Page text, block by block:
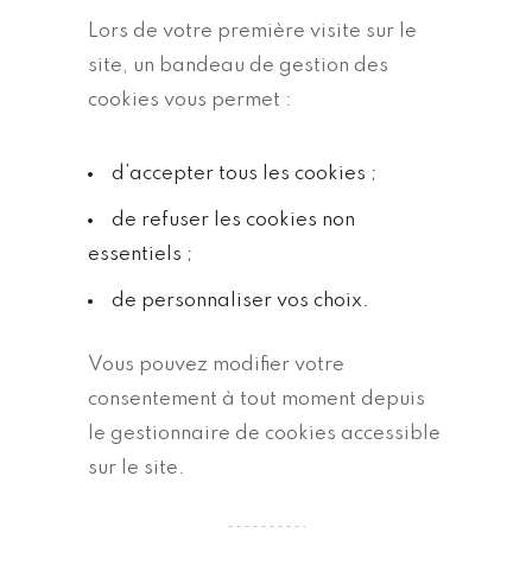
Lors de votre première visite sur le
site, un bandeau de gestion des
cookies vous permet :
d’accepter tous les cookies ;
de refuser les cookies non
essentiels ;
de personnaliser vos choix.
Vous pouvez modifier votre
consentement à tout moment depuis
le gestionnaire de cookies accessible
sur le site.